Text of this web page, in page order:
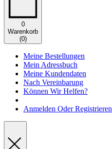
0
Warenkorb
(0)
Meine Bestellungen
Mein Adressbuch
Meine Kundendaten
Nach Vereinbarung
Können Wir Helfen?
Anmelden Oder Registrieren